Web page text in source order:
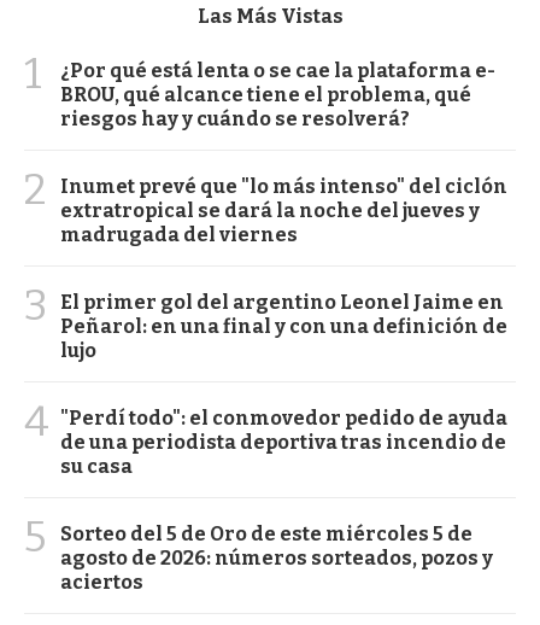
Las Más Vistas
1
¿Por qué está lenta o se cae la plataforma e-
BROU, qué alcance tiene el problema, qué
riesgos hay y cuándo se resolverá?
2
Inumet prevé que "lo más intenso" del ciclón
extratropical se dará la noche del jueves y
madrugada del viernes
3
El primer gol del argentino Leonel Jaime en
Peñarol: en una final y con una definición de
lujo
4 "Perdí todo": el conmovedor pedido de ayuda
de una periodista deportiva tras incendio de
su casa
5
Sorteo del 5 de Oro de este miércoles 5 de
agosto de 2026: números sorteados, pozos y
aciertos